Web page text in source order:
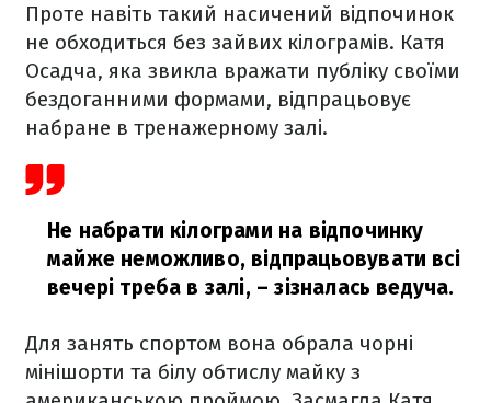
Проте навіть такий насичений відпочинок
не обходиться без зайвих кілограмів. Катя
Осадча, яка звикла вражати публіку своїми
бездоганними формами, відпрацьовує
набране в тренажерному залі.
Не набрати кілограми на відпочинку
майже неможливо, відпрацьовувати всі
вечері треба в залі, – зізналась ведуча.
Для занять спортом вона обрала чорні
мінішорти та білу обтислу майку з